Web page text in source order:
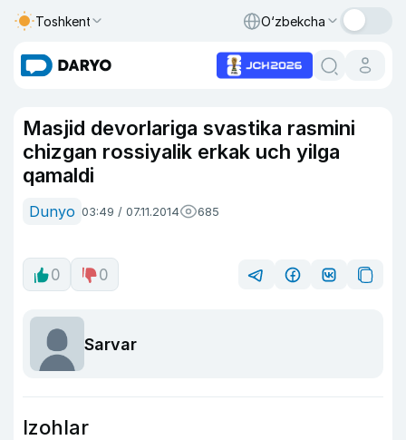
Toshkent O‘zbekcha
Masjid devorlariga svastika rasmini
chizgan rossiyalik erkak uch yilga
qamaldi
Dunyo 03:49 / 07.11.2014 685
0 0
Sarvar
Izohlar